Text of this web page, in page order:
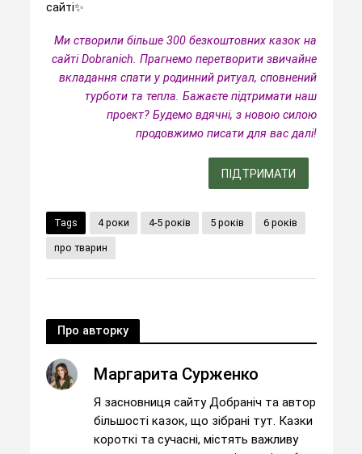
сайті✨️
Ми створили більше 300 безкоштовних казок на
сайті Dobranich. Прагнемо перетворити звичайне
вкладання спати у родинний ритуал, сповнений
турботи та тепла. Бажаєте підтримати наш
проект? Будемо вдячні, з новою силою
продовжимо писати для вас далі!
ПІДТРИМАТИ
Tags 4 роки 4-5 років 5 років 6 років
про тварин
Про авторку
Маргарита Сурженко
Я засновниця сайту Добраніч та автор
більшості казок, що зібрані тут. Казки
короткі та сучасні, містять важливу